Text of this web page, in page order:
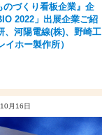
のづくり看板企業』企
2022」出展企業ご紹
、河陽電線(株)、野崎工
イホー製作所）
月16日